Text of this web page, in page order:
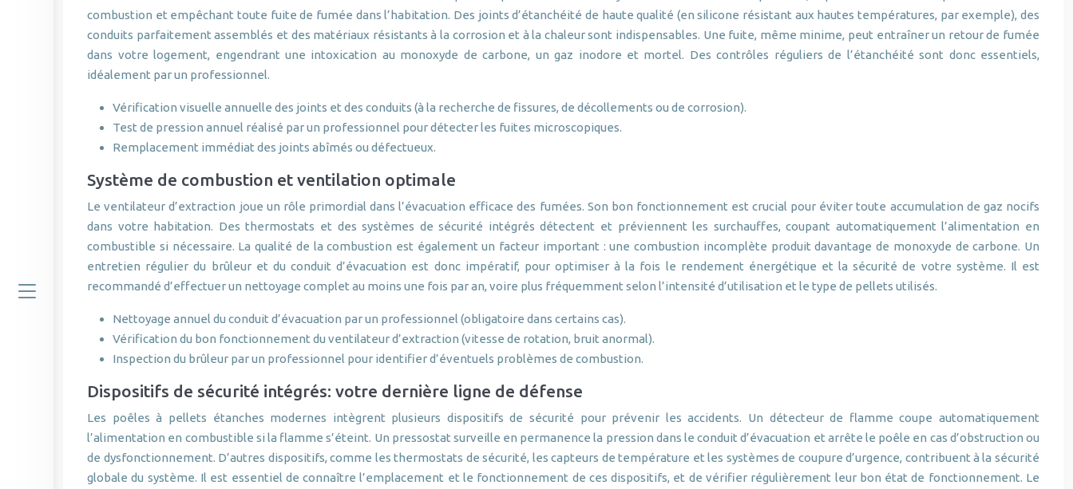
combustion et empêchant toute fuite de fumée dans l’habitation. Des joints d’étanchéité de haute qualité (en silicone résistant aux hautes températures, par exemple), des
conduits parfaitement assemblés et des matériaux résistants à la corrosion et à la chaleur sont indispensables. Une fuite, même minime, peut entraîner un retour de fumée
dans votre logement, engendrant une intoxication au monoxyde de carbone, un gaz inodore et mortel. Des contrôles réguliers de l’étanchéité sont donc essentiels,
idéalement par un professionnel.
Vérification visuelle annuelle des joints et des conduits (à la recherche de fissures, de décollements ou de corrosion).
Test de pression annuel réalisé par un professionnel pour détecter les fuites microscopiques.
Remplacement immédiat des joints abîmés ou défectueux.
Système de combustion et ventilation optimale
Le ventilateur d’extraction joue un rôle primordial dans l’évacuation efficace des fumées. Son bon fonctionnement est crucial pour éviter toute accumulation de gaz nocifs
dans votre habitation. Des thermostats et des systèmes de sécurité intégrés détectent et préviennent les surchauffes, coupant automatiquement l’alimentation en
combustible si nécessaire. La qualité de la combustion est également un facteur important : une combustion incomplète produit davantage de monoxyde de carbone. Un
entretien régulier du brûleur et du conduit d’évacuation est donc impératif, pour optimiser à la fois le rendement énergétique et la sécurité de votre système. Il est
recommandé d’effectuer un nettoyage complet au moins une fois par an, voire plus fréquemment selon l’intensité d’utilisation et le type de pellets utilisés.
Nettoyage annuel du conduit d’évacuation par un professionnel (obligatoire dans certains cas).
Vérification du bon fonctionnement du ventilateur d’extraction (vitesse de rotation, bruit anormal).
Inspection du brûleur par un professionnel pour identifier d’éventuels problèmes de combustion.
Dispositifs de sécurité intégrés: votre dernière ligne de défense
Les poêles à pellets étanches modernes intègrent plusieurs dispositifs de sécurité pour prévenir les accidents. Un détecteur de flamme coupe automatiquement
l’alimentation en combustible si la flamme s’éteint. Un pressostat surveille en permanence la pression dans le conduit d’évacuation et arrête le poêle en cas d’obstruction ou
de dysfonctionnement. D’autres dispositifs, comme les thermostats de sécurité, les capteurs de température et les systèmes de coupure d’urgence, contribuent à la sécurité
globale du système. Il est essentiel de connaître l’emplacement et le fonctionnement de ces dispositifs, et de vérifier régulièrement leur bon état de fonctionnement. Le